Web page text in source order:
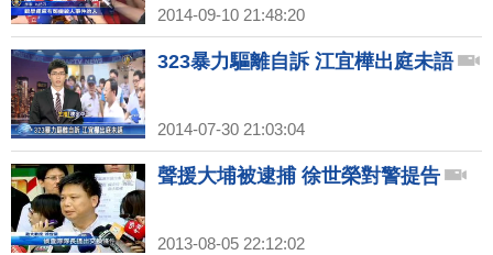
2014-09-10 21:48:20
323暴力驅離自訴 江宜樺出庭未語
2014-07-30 21:03:04
聲援大埔被逮捕 徐世榮對警提告
2013-08-05 22:12:02